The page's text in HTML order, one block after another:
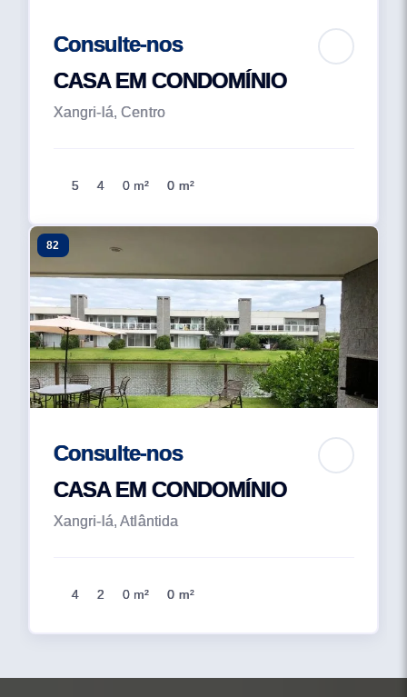
Consulte-nos
CASA EM CONDOMÍNIO
Xangri-lá, Centro
5 4 0 m² 0 m²
82
Consulte-nos
CASA EM CONDOMÍNIO
Xangri-lá, Atlântida
4 2 0 m² 0 m²